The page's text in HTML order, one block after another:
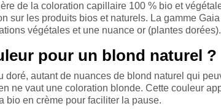
de la coloration capillaire 100 % bio et
sur les produits bios et naturels. La gamme
végétales et une nuance or (plantes dorées).
pour un blond naturel ?
doré, autant de nuances de blond naturel qui
ne vaut une coloration blonde. Cette couleur
bio en crème pour faciliter la pause.